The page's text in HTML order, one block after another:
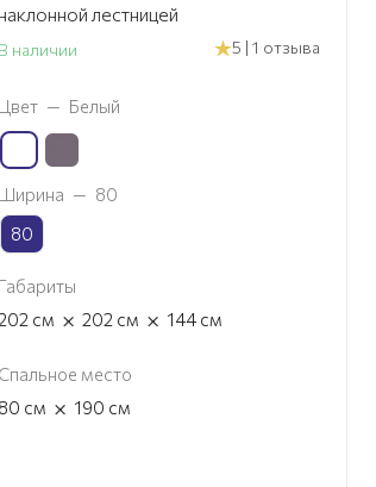
наклонной лестницей
В наличии 5 | 1 отзыва
Цвет — Белый
Ширина — 80
80
Габариты
см × 202 см × 144 см
Спальное место
80 см × 190 см